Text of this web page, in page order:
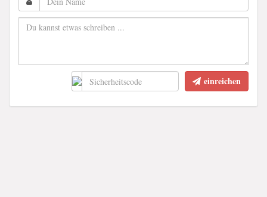
einreichen